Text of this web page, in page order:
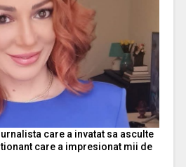
care a invatat sa asculte
care a impresionat mii de